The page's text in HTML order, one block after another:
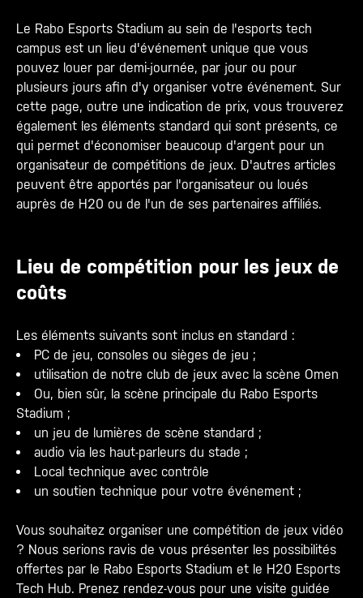
Le Rabo Esports Stadium au sein de l'esports tech
campus est un lieu d'événement unique que vous
pouvez louer par demi-journée, par jour ou pour
plusieurs jours afin d'y organiser votre événement. Sur
cette page, outre une indication de prix, vous trouverez
également les éléments standard qui sont présents, ce
qui permet d'économiser beaucoup d'argent pour un
organisateur de compétitions de jeux. D'autres articles
peuvent être apportés par l'organisateur ou loués
auprès de H20 ou de l'un de ses partenaires affiliés.
Lieu de compétition pour les jeux de
coûts
Les éléments suivants sont inclus en standard :
PC de jeu, consoles ou sièges de jeu ;
utilisation de notre club de jeux avec la scène Omen
Ou, bien sûr, la scène principale du Rabo Esports
Stadium ;
un jeu de lumières de scène standard ;
audio via les haut-parleurs du stade ;
Local technique avec contrôle
un soutien technique pour votre événement ;
Vous souhaitez organiser une compétition de jeux vidéo
? Nous serions ravis de vous présenter les possibilités
offertes par le Rabo Esports Stadium et le H20 Esports
Tech Hub. Prenez rendez-vous pour une visite guidée